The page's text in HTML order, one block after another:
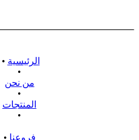
• الرئيسية
•
من نحن
•
المنتجات
•
• فروعنا